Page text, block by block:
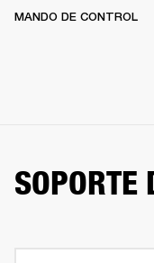
MANDO DE CONTROL
SOPORTE